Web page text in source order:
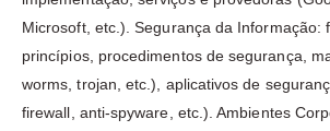
Microsoft, etc.). Segurança da Informação:
princípios, procedimentos de segurança,
worms, trojan, etc.), aplicativos de
firewall, anti-spyware, etc.). Ambientes